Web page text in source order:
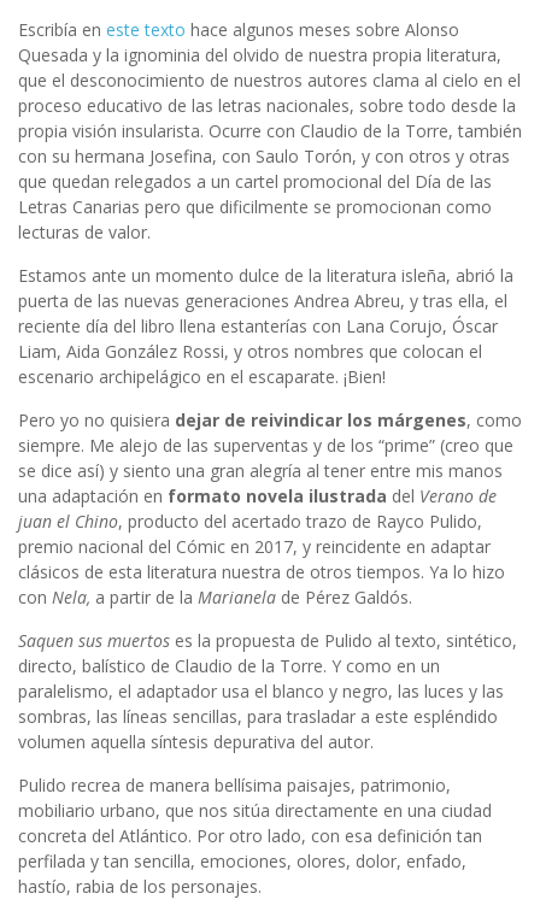
Escribía en este texto hace algunos meses sobre Alonso
Quesada y la ignominia del olvido de nuestra propia literatura,
que el desconocimiento de nuestros autores clama al cielo en el
proceso educativo de las letras nacionales, sobre todo desde la
propia visión insularista. Ocurre con Claudio de la Torre, también
con su hermana Josefina, con Saulo Torón, y con otros y otras
que quedan relegados a un cartel promocional del Día de las
Letras Canarias pero que dificilmente se promocionan como
lecturas de valor.
Estamos ante un momento dulce de la literatura isleña, abrió la
puerta de las nuevas generaciones Andrea Abreu, y tras ella, el
reciente día del libro llena estanterías con Lana Corujo, Óscar
Liam, Aida González Rossi, y otros nombres que colocan el
escenario archipelágico en el escaparate. ¡Bien!
Pero yo no quisiera dejar de reivindicar los márgenes, como
siempre. Me alejo de las superventas y de los “prime” (creo que
se dice así) y siento una gran alegría al tener entre mis manos
una adaptación en formato novela ilustrada del Verano de
juan el Chino, producto del acertado trazo de Rayco Pulido,
premio nacional del Cómic en 2017, y reincidente en adaptar
clásicos de esta literatura nuestra de otros tiempos. Ya lo hizo
con Nela, a partir de la Marianela de Pérez Galdós.
Saquen sus muertos es la propuesta de Pulido al texto, sintético,
directo, balístico de Claudio de la Torre. Y como en un
paralelismo, el adaptador usa el blanco y negro, las luces y las
sombras, las líneas sencillas, para trasladar a este espléndido
volumen aquella síntesis depurativa del autor.
Pulido recrea de manera bellísima paisajes, patrimonio,
mobiliario urbano, que nos sitúa directamente en una ciudad
concreta del Atlántico. Por otro lado, con esa definición tan
perfilada y tan sencilla, emociones, olores, dolor, enfado,
hastío, rabia de los personajes.